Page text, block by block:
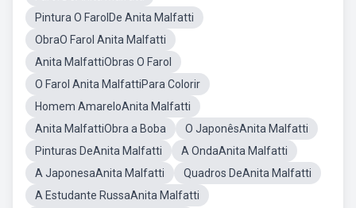
Pintura O FarolDe Anita Malfatti
ObraO Farol Anita Malfatti
Anita MalfattiObras O Farol
O Farol Anita MalfattiPara Colorir
Homem AmareloAnita Malfatti
Anita MalfattiObra a Boba
O JaponêsAnita Malfatti
Pinturas DeAnita Malfatti
A OndaAnita Malfatti
A JaponesaAnita Malfatti
Quadros DeAnita Malfatti
A Estudante RussaAnita Malfatti